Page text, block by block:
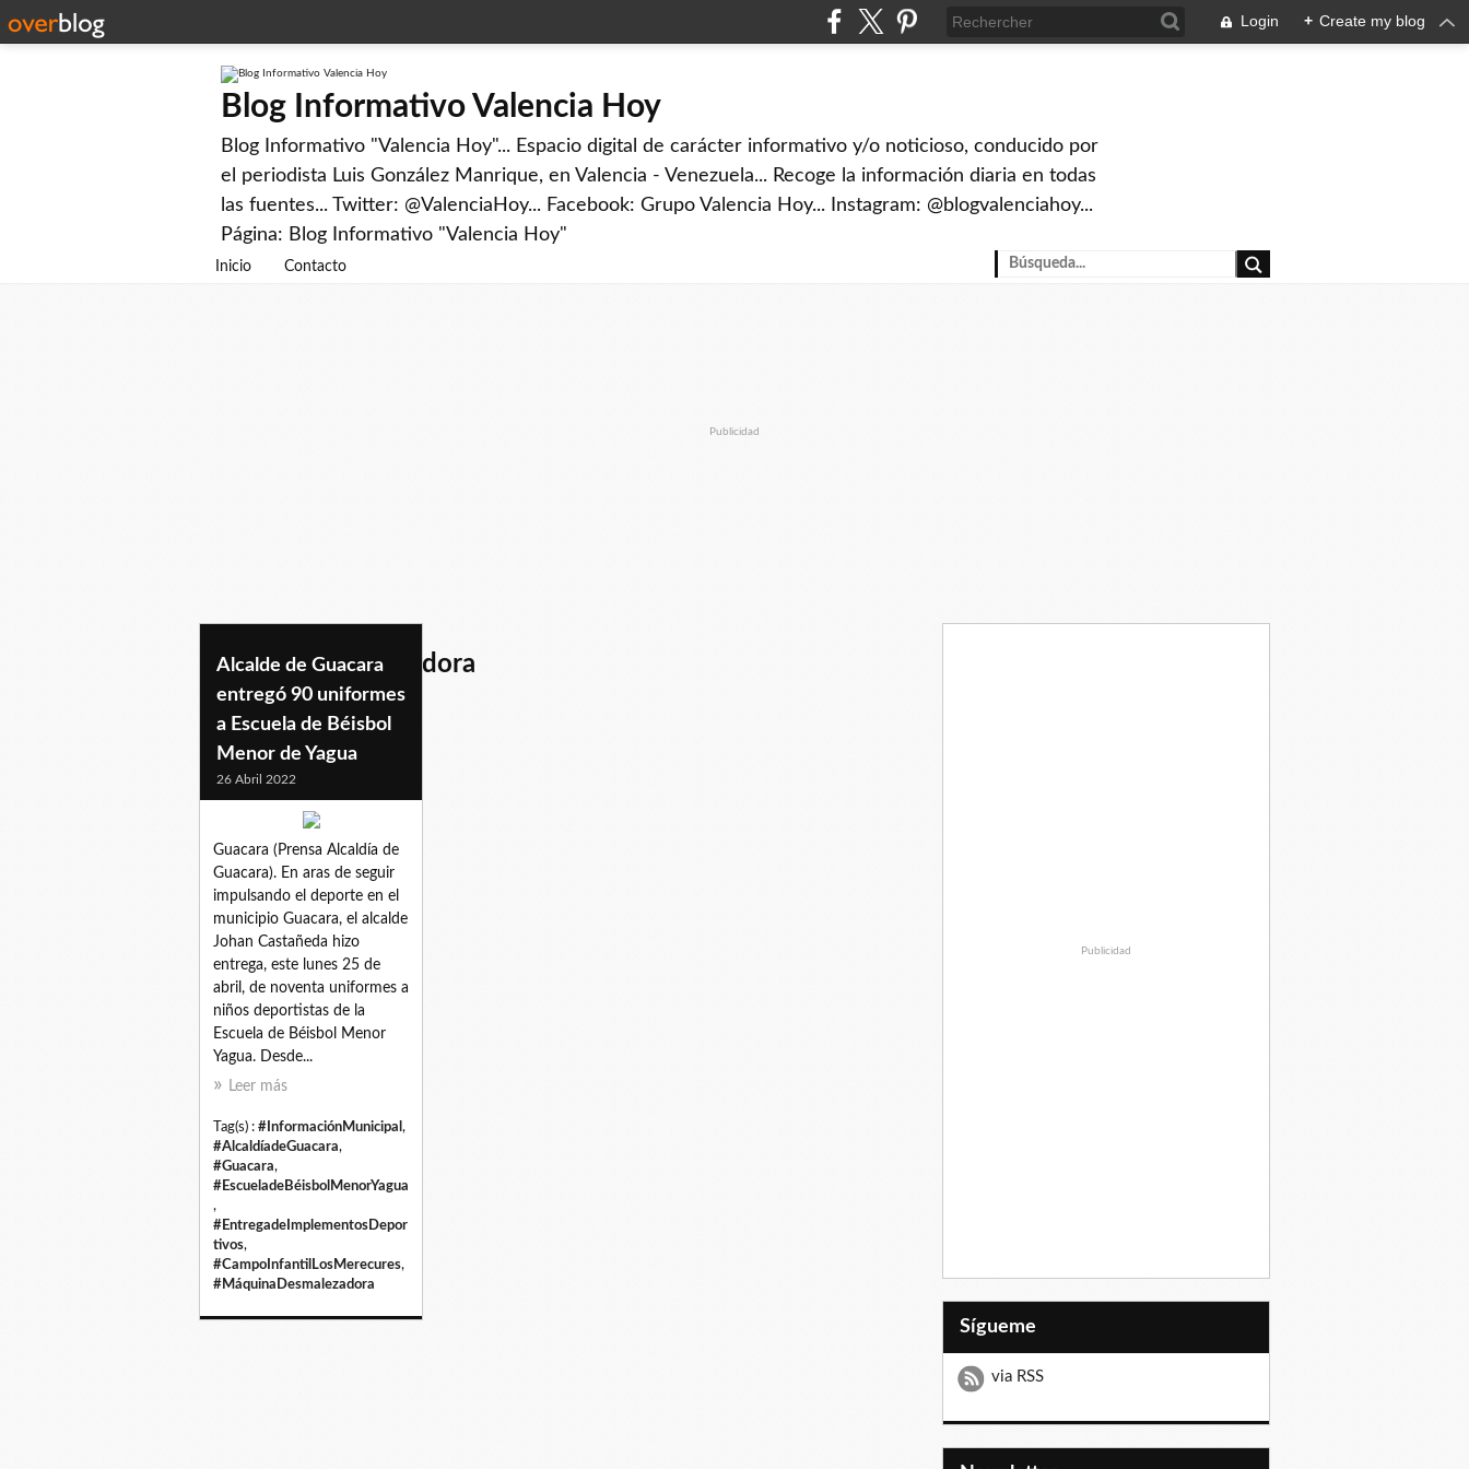
Login + Create my blog
Blog Informativo Valencia Hoy
Blog Informativo "Valencia Hoy"... Espacio digital de carácter informativo y/o noticioso, conducido por
el periodista Luis González Manrique, en Valencia - Venezuela... Recoge la información diaria en todas
las fuentes... Twitter: @ValenciaHoy... Facebook: Grupo Valencia Hoy... Instagram: @blogvalenciahoy...
Página: Blog Informativo "Valencia Hoy"
Inicio Contacto
Publicidad
maquinadesmalezadora
Alcalde de Guacara
entregó 90 uniformes
a Escuela de Béisbol
Menor de Yagua
26 Abril 2022
Guacara (Prensa Alcaldía de
Guacara). En aras de seguir
impulsando el deporte en el
municipio Guacara, el alcalde
Johan Castañeda hizo
entrega, este lunes 25 de
abril, de noventa uniformes a
niños deportistas de la
Escuela de Béisbol Menor
Yagua. Desde...
Leer más
Tag(s) : #InformaciónMunicipal ,
#AlcaldíadeGuacara,
#Guacara,
#EscueladeBéisbolMenorYagua
,
#EntregadeImplementosDepor
tivos,
#CampoInfantilLosMerecures,
#MáquinaDesmalezadora
Publicidad
Sígueme
via RSS